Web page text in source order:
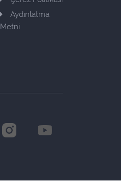
Aydınlatma
Metni